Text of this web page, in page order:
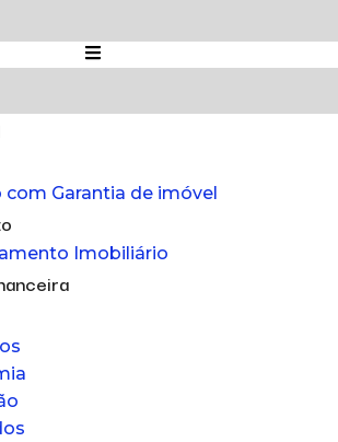
com Garantia de imóvel
Imobiliário